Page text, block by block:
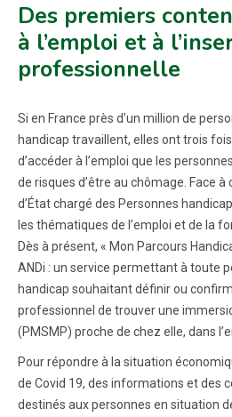
Des premiers
à l’emploi et à
professionnelle
Si en France près d’un million de
handicap travaillent, elles ont trois
d’accéder à l’emploi que les
de risques d’être au chômage. Face
d’État chargé des Personnes
les thématiques de l’emploi et de la
Dès à présent, « Mon Parcours
ANDi : un service permettant à toute
handicap souhaitant définir ou
professionnel de trouver une
(PMSMP) proche de chez elle, dans
Pour répondre à la situation
de Covid 19, des informations et des
destinés aux personnes en situation